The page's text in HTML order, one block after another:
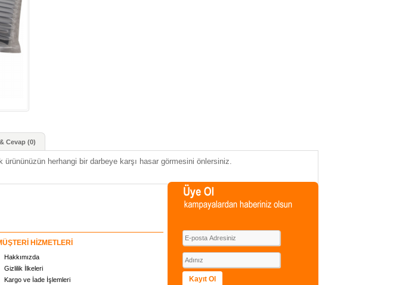
Cevap (0)
herhangi bir darbeye karşı hasar görmesini önlersiniz.
HİZMETLERİ
Hakkımızda
Gizlilik İlkeleri
Kargo ve İade İşlemleri
Kayıt Ol